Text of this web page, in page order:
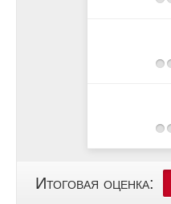
Итоговая оценка: